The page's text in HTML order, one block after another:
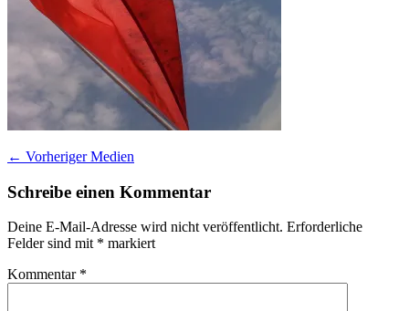
← Vorheriger Medien
Schreibe einen Kommentar
Deine E-Mail-Adresse wird nicht veröffentlicht. Erforderliche
Felder sind mit * markiert
Kommentar *